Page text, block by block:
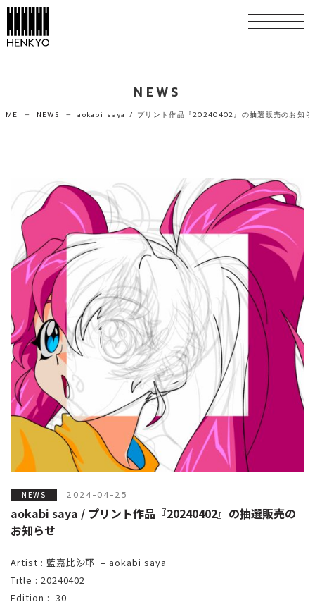
NEWS
horizontal_rule NEWS horizontal_rule aokabi saya / プリント作品『20240402』の抽選販売のお知ら
NEWS 2024-04-25
aokabi saya / プリント作品『20240402』の抽選販売の
お知らせ
Artist : 藍嘉比沙耶 – aokabi saya
Title : 20240402
Edition : 30